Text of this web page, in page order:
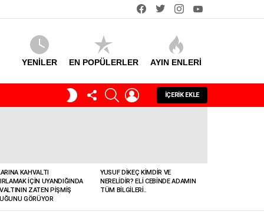
facebooktwitterinstagram
YENİLER EN POPÜLERLER AYIN ENLERI
GECE
MODU
TAKIP
ET
SEARCHGIRIŞ
İÇERIK EKLE
KAHVALTI
İÇIN UYANDIĞINDA
ZATEN PIŞMIŞ
GÖRÜYOR
YUSUF DIKEÇ KIMDIR VE
NERELIDIR? ELI CEBINDE ADAMIN
TÜM BILGILERI..